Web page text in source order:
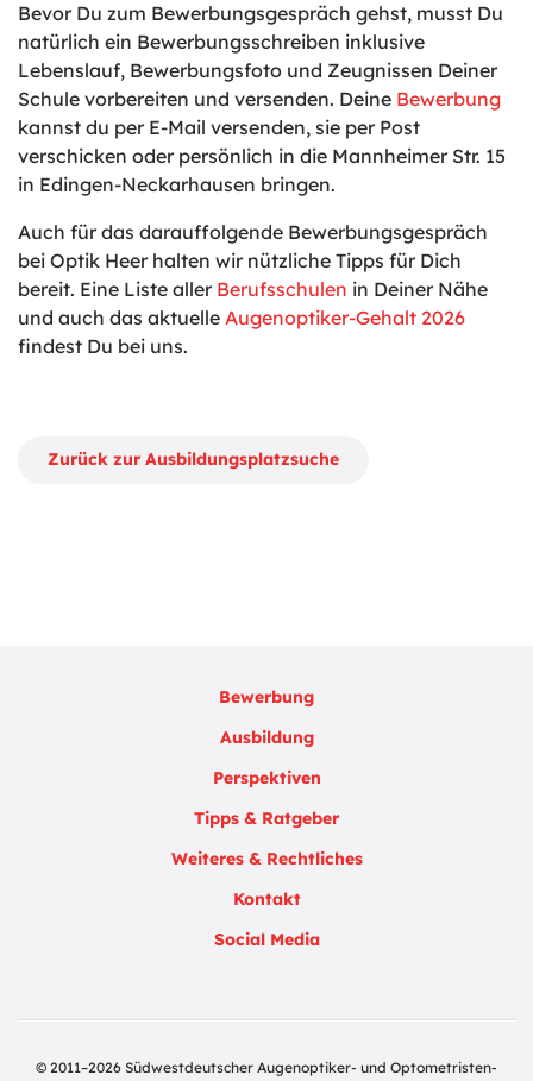
Bevor Du zum Bewerbungsgespräch gehst, musst Du
natürlich ein Bewerbungsschreiben inklusive
Lebenslauf, Bewerbungsfoto und Zeugnissen Deiner
Schule vorbereiten und versenden. Deine Bewerbung
kannst du per E-Mail versenden, sie per Post
verschicken oder persönlich in die Mannheimer Str. 15
in Edingen-Neckarhausen bringen.
Auch für das darauffolgende Bewerbungsgespräch
bei Optik Heer halten wir nützliche Tipps für Dich
bereit. Eine Liste aller Berufsschulen in Deiner Nähe
und auch das aktuelle Augenoptiker-Gehalt 2026
findest Du bei uns.
Zurück zur Ausbildungsplatzsuche
Bewerbung
Ausbildung
Perspektiven
Tipps & Ratgeber
Weiteres & Rechtliches
Kontakt
Social Media
© 2011–2026 Südwestdeutscher Augenoptiker- und Optometristen-